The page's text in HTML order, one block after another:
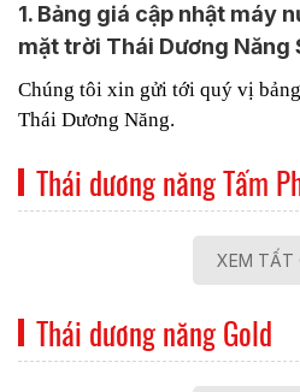
1. Bảng giá cập nhật máy
mặt trời Thái Dương Năng
Chúng tôi xin gửi tới quý vị
Thái Dương Năng.
Thái dương năng Tấm
XEM TẤT
Thái dương năng Gold